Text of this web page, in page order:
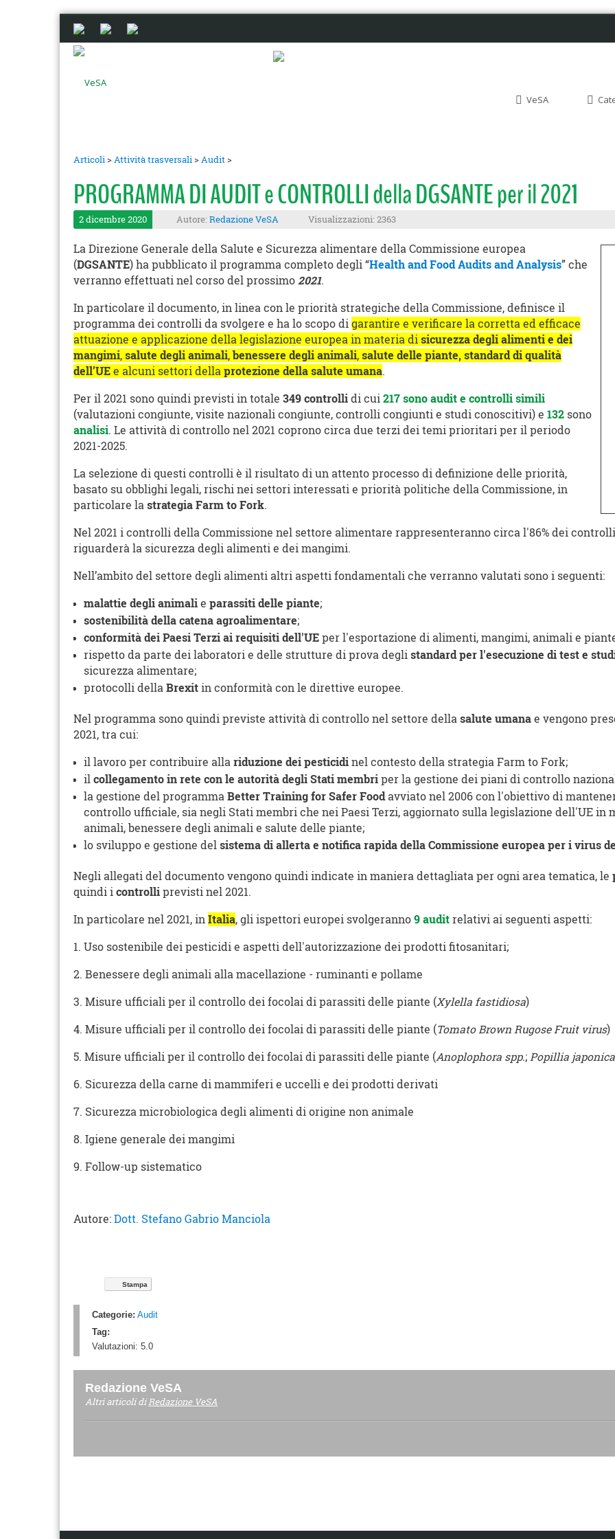
VeSA
Articoli>Attività trasversali>Audit>
PROGRAMMA DI AUDIT e CONTROLLI della DGSANTE per il 2021
2 dicembre 2020 Autore: Redazione VeSA Visualizzazioni: 2363
La Direzione Generale della Salute e Sicurezza alimentare della Commissione europea
(DGSANTE) ha pubblicato il programma completo degli “Health and Food Audits and Analysis” che
verranno effettuati nel corso del prossimo 2021.
In particolare il documento, in linea con le priorità strategiche della Commissione, definisce il
programma dei controlli da svolgere e ha lo scopo di garantire e verificare la corretta ed efficace
attuazione e applicazione della legislazione europea in materia di sicurezza degli alimenti e dei
mangimi, salute degli animali,benessere degli animali, salute delle piante, standard di qualità
dell’UE e alcuni settori della protezione della salute umana.
Per il 2021 sono quindi previsti in totale 349 controlli di cui 217 sono audit e controlli simili
(valutazioni congiunte, visite nazionali congiunte, controlli congiunti e studi conoscitivi) e 132 sono
analisi. Le attività di controllo nel 2021 coprono circa due terzi dei temi prioritari per il periodo
2021-2025.
La selezione di questi controlli è il risultato di un attento processo di definizione delle priorità,
basato su obblighi legali, rischi nei settori interessati e priorità politiche della Commissione, in
particolare la strategia Farm to Fork.
Nel 2021 i controlli della Commissione nel settore alimentare rappresenteranno circa l'86% dei
riguarderà la sicurezza degli alimenti e dei mangimi.
Nell’ambito del settore degli alimenti altri aspetti fondamentali che verranno valutati sono i seguenti:
malattie degli animali e parassiti delle piante;
sostenibilità della catena agroalimentare;
conformità dei Paesi Terzi ai requisiti dell'UE per l'esportazione di alimenti, mangimi, animali e
rispetto da parte dei laboratori e delle strutture di prova degli standard per l'esecuzione di test e
sicurezza alimentare;
protocolli della Brexit in conformità con le direttive europee.
Nel programma sono quindi previste attività di controllo nel settore della salute umana e vengono
2021, tra cui:
il lavoro per contribuire alla riduzione dei pesticidi nel contesto della strategia Farm to Fork;
il collegamento in rete con le autorità degli Stati membri per la gestione dei piani di controllo
la gestione del programma Better Training for Safer Foodavviato nel 2006 con l'obiettivo di
controllo ufficiale, sia negli Stati membri che nei Paesi Terzi, aggiornato sulla legislazione dell'UE
animali, benessere degli animali e salute delle piante;
lo sviluppo e gestione del sistema di allerta e notifica rapida della Commissione europea per i virus
Negli allegati del documento vengono quindi indicate in maniera dettagliata per ogni area tematica, le
quindi i controlli previsti nel 2021.
In particolare nel 2021, in Italia, gli ispettori europei svolgeranno 9 audit relativi ai seguenti aspetti:
1. Uso sostenibile dei pesticidi e aspetti dell'autorizzazione dei prodotti fitosanitari;
2. Benessere degli animali alla macellazione - ruminanti e pollame
3. Misure ufficiali per il controllo dei focolai di parassiti delle piante (Xylella fastidiosa)
4. Misure ufficiali per il controllo dei focolai di parassiti delle piante (Tomato Brown Rugose Fruit virus)
5. Misure ufficiali per il controllo dei focolai di parassiti delle piante (Anoplophora spp.; Popillia japonica
6. Sicurezza della carne di mammiferi e uccelli e dei prodotti derivati
7. Sicurezza microbiologica degli alimenti di origine non animale
8. Igiene generale dei mangimi
9. Follow-up sistematico
Autore: Dott. Stefano Gabrio Manciola
Stampa
Categorie: Audit
Tag:
Valutazioni: 5.0
Redazione VeSA
Altri articoli diRedazione VeSA